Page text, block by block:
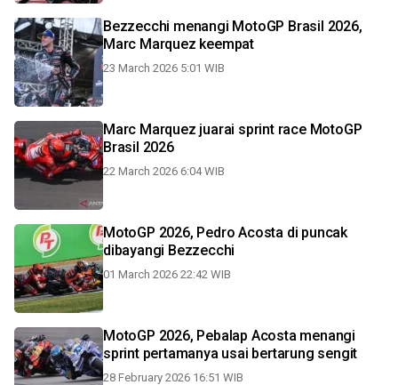
Bezzecchi menangi MotoGP Brasil 2026,
Marc Marquez keempat
23 March 2026 5:01 WIB
Marc Marquez juarai sprint race MotoGP
Brasil 2026
22 March 2026 6:04 WIB
MotoGP 2026, Pedro Acosta di puncak
dibayangi Bezzecchi
01 March 2026 22:42 WIB
MotoGP 2026, Pebalap Acosta menangi
sprint pertamanya usai bertarung sengit
28 February 2026 16:51 WIB